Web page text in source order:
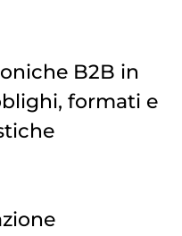
B2B in
formati e